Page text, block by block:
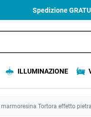
Spedizione
ILLUMINAZIONE
Tortora effetto